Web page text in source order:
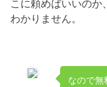
こに頼めばいいのか
わかりません。
なので無